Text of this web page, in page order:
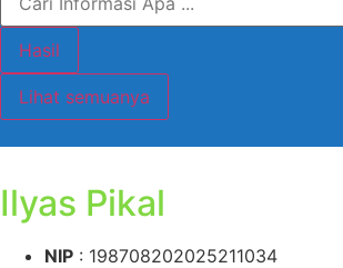
Hasil
Lihat semuanya
Ilyas Pikal
NIP : 198708202025211034